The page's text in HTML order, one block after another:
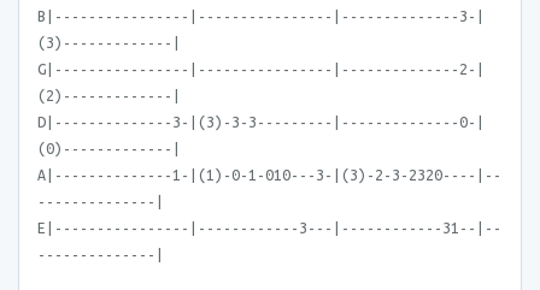
B|----------------|----------------|--------------3-|
(3)-------------|
G|----------------|----------------|--------------2-|
(2)-------------|
D|--------------3-|(3)-3-3---------|--------------0-|
(0)-------------|
A|--------------1-|(1)-0-1-010---3-|(3)-2-3-2320----|--
--------------|
E|----------------|------------3---|------------31--|--
--------------|